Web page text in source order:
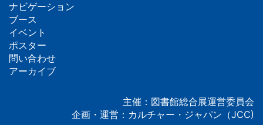
フ
ッ
タ
ナビゲーション
ブース
イベント
ポスター
問い合わせ
アーカイブ
主催：図書館総合展運営委員会
企画・運営：カルチャー・ジャパン（JCC)